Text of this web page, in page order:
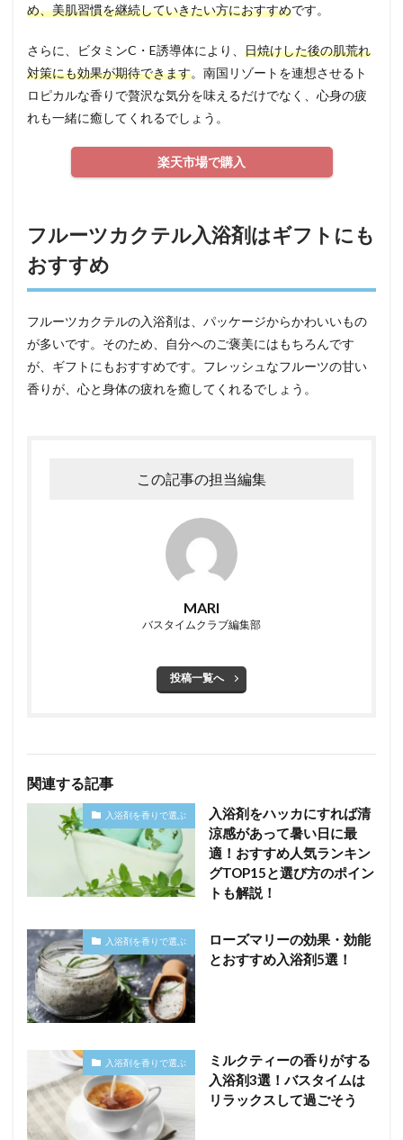
め、美肌習慣を継続していきたい方におすすめです。
さらに、ビタミンC・E誘導体により、 日焼けした後の肌荒れ
対策にも効果が期待できます。南国リゾートを連想させるト
ロピカルな香りで贅沢な気分を味えるだけでなく、心身の疲
れも一緒に癒してくれるでしょう。
楽天市場で購入
フルーツカクテル入浴剤はギフトにも
おすすめ
フルーツカクテルの入浴剤は、パッケージからかわいいもの
が多いです。そのため、自分へのご褒美にはもちろんです
が、ギフトにもおすすめです。フレッシュなフルーツの甘い
香りが、心と身体の疲れを癒してくれるでしょう。
この記事の担当編集
MARI
バスタイムクラブ編集部
投稿一覧へ
関連する記事
入浴剤を香りで選ぶ
入浴剤をハッカにすれば清
涼感があって暑い日に最
適！おすすめ人気ランキン
グTOP15と選び方のポイン
トも解説！
入浴剤を香りで選ぶ
ローズマリーの効果・効能
とおすすめ入浴剤5選！
入浴剤を香りで選ぶ
ミルクティーの香りがする
入浴剤3選！バスタイムは
リラックスして過ごそう